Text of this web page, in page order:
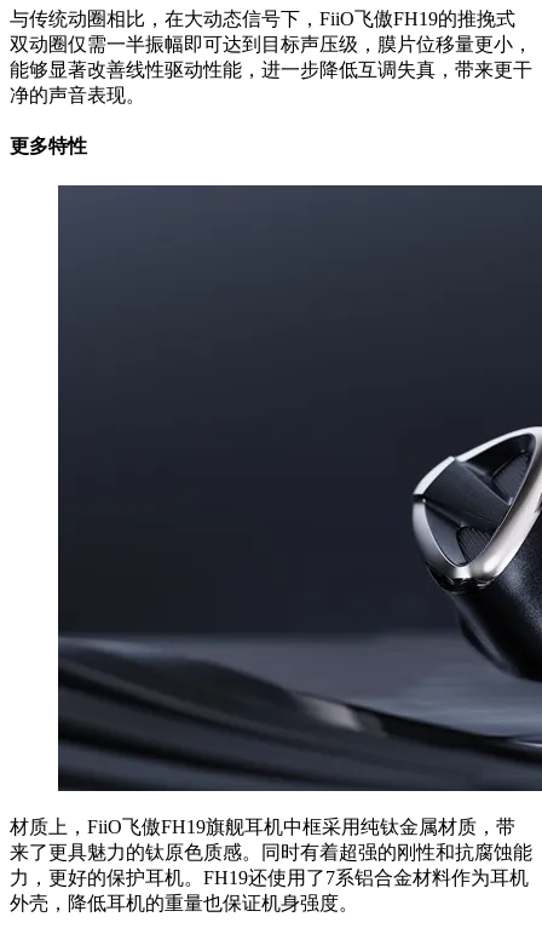
与传统动圈相比，在大动态信号下，FiiO飞傲FH19的推挽式
双动圈仅需一半振幅即可达到目标声压级，膜片位移量更小，
能够显著改善线性驱动性能，进一步降低互调失真，带来更干
净的声音表现。
更多特性
材质上，FiiO飞傲FH19旗舰耳机中框采用纯钛金属材质，带
来了更具魅力的钛原色质感。同时有着超强的刚性和抗腐蚀能
力，更好的保护耳机。FH19还使用了7系铝合金材料作为耳机
外壳，降低耳机的重量也保证机身强度。